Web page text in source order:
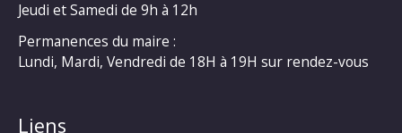
Jeudi et Samedi de 9h à 12h
Permanences du maire :
Lundi, Mardi, Vendredi de 18H à 19H sur rendez-vous
Liens